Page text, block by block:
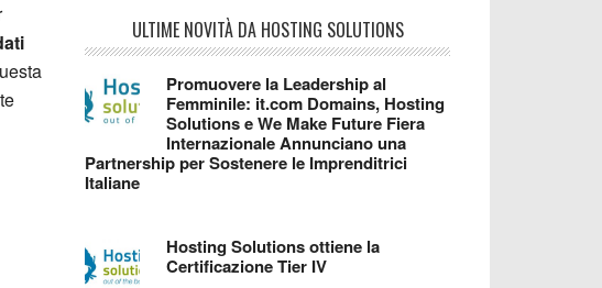
ULTIME NOVITÀ DA HOSTING SOLUTIONS
Promuovere la Leadership al
Femminile: it.com Domains, Hosting
Solutions e We Make Future Fiera
Internazionale Annunciano una
Partnership per Sostenere le Imprenditrici
Italiane
Hosting Solutions ottiene la
Certificazione Tier IV